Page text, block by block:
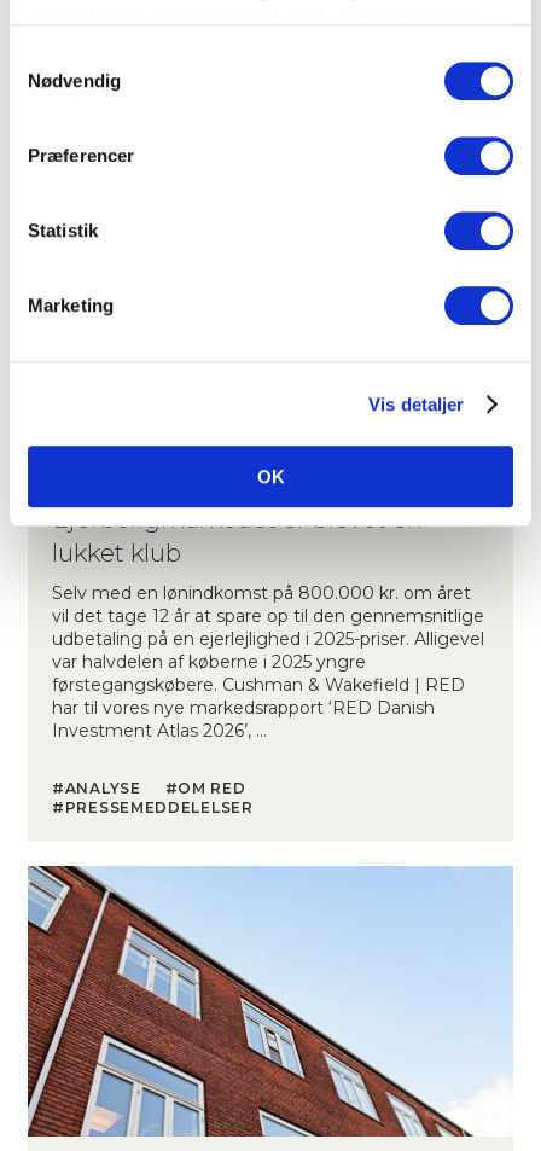
Nødvendig
Præferencer
Statistik
Marketing
Vis detaljer
OK
Ejerboligmarkedet er blevet en
lukket klub
Selv med en lønindkomst på 800.000 kr. om året
vil det tage 12 år at spare op til den gennemsnitlige
udbetaling på en ejerlejlighed i 2025-priser. Alligevel
var halvdelen af køberne i 2025 yngre
førstegangskøbere. Cushman & Wakefield | RED
har til vores nye markedsrapport ‘RED Danish
Investment Atlas 2026’, …
ANALYSE
OM RED
PRESSEMEDDELELSER